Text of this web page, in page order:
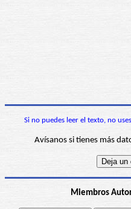
Si no puedes leer el texto, no
Avísanos si tienes más
Miembros